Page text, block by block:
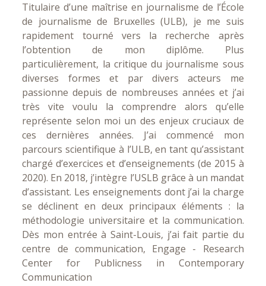
Titulaire d’une maîtrise en journalisme de l’École
de journalisme de Bruxelles (ULB), je me suis
rapidement tourné vers la recherche après
l’obtention de mon diplôme. Plus
particulièrement, la critique du journalisme sous
diverses formes et par divers acteurs me
passionne depuis de nombreuses années et j’ai
très vite voulu la comprendre alors qu’elle
représente selon moi un des enjeux cruciaux de
ces dernières années. J’ai commencé mon
parcours scientifique à l’ULB, en tant qu’assistant
chargé d’exercices et d’enseignements (de 2015 à
2020). En 2018, j’intègre l’USLB grâce à un mandat
d’assistant. Les enseignements dont j’ai la charge
se déclinent en deux principaux éléments : la
méthodologie universitaire et la communication.
Dès mon entrée à Saint-Louis, j’ai fait partie du
centre de communication, Engage - Research
Center for Publicness in Contemporary
Communication